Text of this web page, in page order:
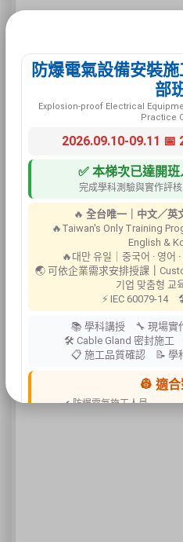
防爆電氣設備安裝
部
Explosion-proof Electrical
Practice
2026.09.10-09.11 📅
✅ 本梯次已達開
完成學科測驗與實作評
🔥全台唯一｜中文／英
🔥Taiwan's Only Training
English &
🔥대만 유일｜중국어 · 영어
🌏 可依企業需求安排授課
기업 맞춤형 교
⚡ IEC 60079-14
📚 學科講授 🔧 現場
🛠 Cable Gland 密封施工
📋 施工品質確認 📝 學
👷 適
✔ 防爆電氣施工人員
40458 臺中市北區中
台
祐大
防爆安全